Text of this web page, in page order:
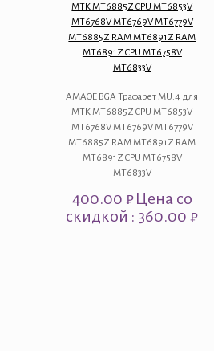
MTK MT6885Z CPU MT6853V
MT6768V MT6769V MT6779V
MT6885Z RAM MT6891Z RAM
MT6891Z CPU MT6758V
MT6833V
AMAOE BGA Трафарет MU:4 для
MTK MT6885Z CPU MT6853V
MT6768V MT6769V MT6779V
MT6885Z RAM MT6891Z RAM
MT6891Z CPU MT6758V
MT6833V
400.00 ₽Цена со
скидкой : 360.00 ₽